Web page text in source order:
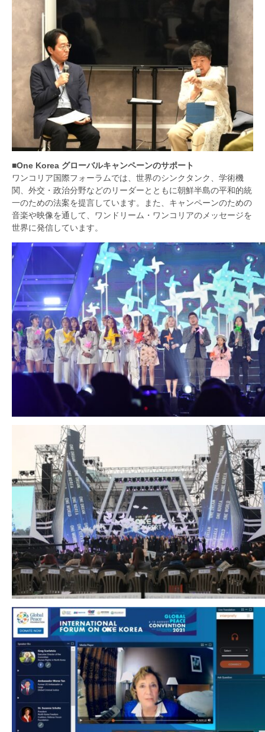
■One Korea グローバルキャンペーンのサポート
ワンコリア国際フォーラムでは、世界のシンクタンク、学術機
関、外交・政治分野などのリーダーとともに朝鮮半島の平和的統
一のための法案を提言しています。また、キャンペーンのための
音楽や映像を通して、ワンドリーム・ワンコリアのメッセージを
世界に発信しています。